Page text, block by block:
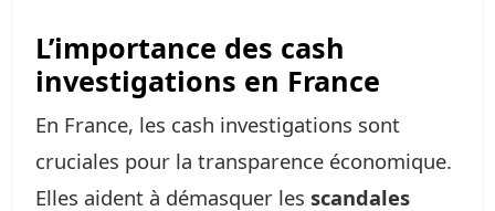
L’importance des cash
investigations en France
En France, les cash investigations sont
cruciales pour la transparence économique.
Elles aident à démasquer les scandales